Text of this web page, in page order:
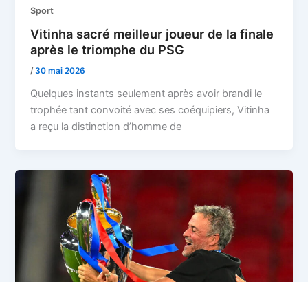
Sport
Vitinha sacré meilleur joueur de la finale
après le triomphe du PSG
/30 mai 2026
Quelques instants seulement après avoir brandi le
trophée tant convoité avec ses coéquipiers, Vitinha
a reçu la distinction d’homme de